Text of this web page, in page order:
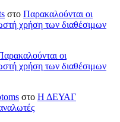
στο Παρακαλούνται οι
χρήση των διαθέσιμων
οι
χρήση των διαθέσιμων
στο Η ΔΕΥΑΓ